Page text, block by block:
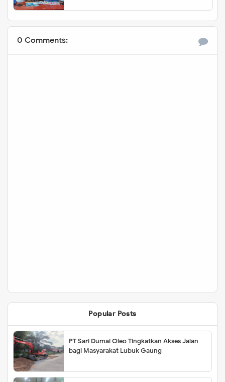
0 Comments:
Popular Posts
PT Sari Dumai Oleo Tingkatkan Akses Jalan
bagi Masyarakat Lubuk Gaung